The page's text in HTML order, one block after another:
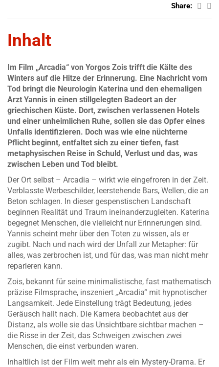
Share:
Inhalt
Im Film „Arcadia“ von Yorgos Zois trifft die Kälte des
Winters auf die Hitze der Erinnerung. Eine Nachricht vom
Tod bringt die Neurologin Katerina und den ehemaligen
Arzt Yannis in einen stillgelegten Badeort an der
griechischen Küste. Dort, zwischen verlassenen Hotels
und einer unheimlichen Ruhe, sollen sie das Opfer eines
Unfalls identifizieren. Doch was wie eine nüchterne
Pflicht beginnt, entfaltet sich zu einer tiefen, fast
metaphysischen Reise in Schuld, Verlust und das, was
zwischen Leben und Tod bleibt.
Der Ort selbst – Arcadia – wirkt wie eingefroren in der Zeit.
Verblasste Werbeschilder, leerstehende Bars, Wellen, die an
Beton schlagen. In dieser gespenstischen Landschaft
beginnen Realität und Traum ineinanderzugleiten. Katerina
begegnet Menschen, die vielleicht nur Erinnerungen sind.
Yannis scheint mehr über den Toten zu wissen, als er
zugibt. Nach und nach wird der Unfall zur Metapher: für
alles, was zerbrochen ist, und für das, was man nicht mehr
reparieren kann.
Zois, bekannt für seine minimalistische, fast mathematisch
präzise Filmsprache, inszeniert „Arcadia“ mit hypnotischer
Langsamkeit. Jede Einstellung trägt Bedeutung, jedes
Geräusch hallt nach. Die Kamera beobachtet aus der
Distanz, als wolle sie das Unsichtbare sichtbar machen –
die Risse in der Zeit, das Schweigen zwischen zwei
Menschen, die einst verbunden waren.
Inhaltlich ist der Film weit mehr als ein Mystery-Drama. Er